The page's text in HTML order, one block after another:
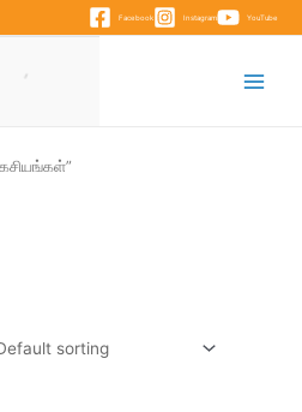
Facebook Instagram YouTube